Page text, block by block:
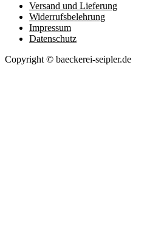
Versand und Lieferung
Widerrufsbelehrung
Impressum
Datenschutz
Copyright © baeckerei-seipler.de